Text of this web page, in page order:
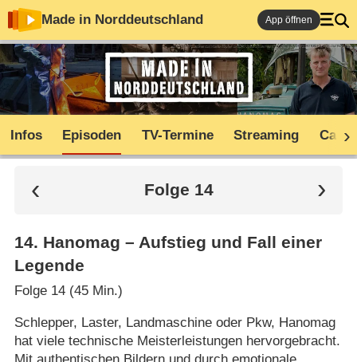
Made in Norddeutschland App öffnen
Infos Episoden TV-Termine Streaming Cast
Folge 14
14. Hanomag – Aufstieg und Fall einer
Legende
Folge 14 (45 Min.)
Schlepper, Laster, Landmaschine oder Pkw, Hanomag
hat viele technische Meisterleistungen hervorgebracht.
Mit authentischen Bildern und durch emotionale